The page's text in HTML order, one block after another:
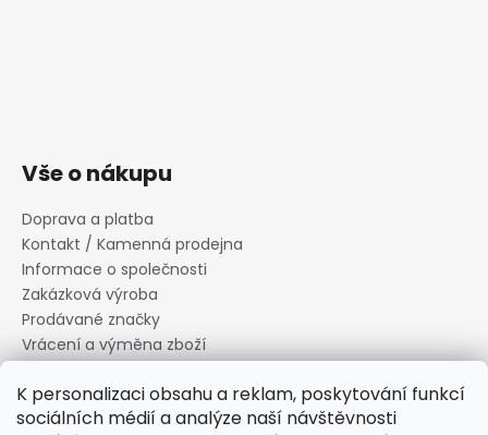
K personalizaci obsahu a reklam, poskytování funkcí
sociálních médií a analýze naší návštěvnosti
Vše o nákupu
Doprava a platba
Kontakt / Kamenná prodejna
Informace o společnosti
Zakázková výroba
Prodávané značky
Vrácení a výměna zboží
Informace o souborech cookies
Reklamační řád